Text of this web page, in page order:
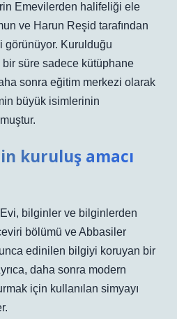
Emevilerden halifeliği ele
ve Harun Reşid tarafından
görünüyor. Kurulduğu
süre sadece kütüphane
sonra eğitim merkezi olarak
büyük isimlerinin
kuruluş amacı
bilginler ve bilginlerden
bölümü ve Abbasiler
edinilen bilgiyi koruyan bir
daha sonra modern
için kullanılan simyayı